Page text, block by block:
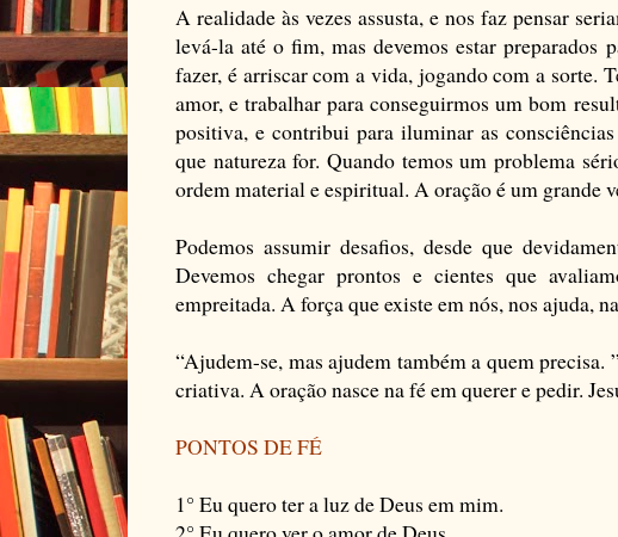
A realidade às vezes assusta, e nos faz pensar
levá-la até o fim, mas devemos estar preparados
fazer, é arriscar com a vida, jogando com a sorte.
amor, e trabalhar para conseguirmos um bom
positiva, e contribui para iluminar as
que natureza for. Quando temos um problema
ordem material e espiritual. A oração é um grande
Podemos assumir desafios, desde que
Devemos chegar prontos e cientes que
empreitada. A força que existe em nós, nos ajuda,
“Ajudem-se, mas ajudem também a quem
criativa. A oração nasce na fé em querer e pedir.
PONTOS DE FÉ
1° Eu quero ter a luz de Deus em mim.